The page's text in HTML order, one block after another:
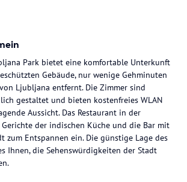
Park bietet eine komfortable Unterkunft
Gebäude, nur wenige Gehminuten
Ljubljana entfernt. Die Zimmer sind
gestaltet und bieten kostenfreies WLAN
Aussicht. Das Restaurant in der
der indischen Küche und die Bar mit
zum Entspannen ein. Die günstige Lage des
Ihnen, die Sehenswürdigkeiten der Stadt